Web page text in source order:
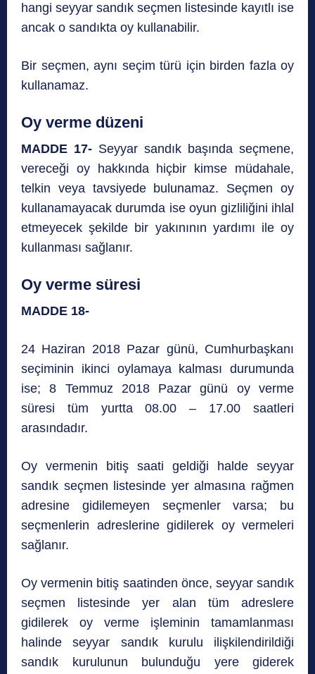
hangi seyyar sandık seçmen listesinde kayıtlı ise
ancak o sandıkta oy kullanabilir.
Bir seçmen, aynı seçim türü için birden fazla oy
kullanamaz.
Oy verme düzeni
MADDE 17- Seyyar sandık başında seçmene,
vereceği oy hakkında hiçbir kimse müdahale,
telkin veya tavsiyede bulunamaz. Seçmen oy
kullanamayacak durumda ise oyun gizliliğini ihlal
etmeyecek şekilde bir yakınının yardımı ile oy
kullanması sağlanır.
Oy verme süresi
MADDE 18-
24 Haziran 2018 Pazar günü, Cumhurbaşkanı
seçiminin ikinci oylamaya kalması durumunda
ise; 8 Temmuz 2018 Pazar günü oy verme
süresi tüm yurtta 08.00 – 17.00 saatleri
arasındadır.
Oy vermenin bitiş saati geldiği halde seyyar
sandık seçmen listesinde yer almasına rağmen
adresine gidilemeyen seçmenler varsa; bu
seçmenlerin adreslerine gidilerek oy vermeleri
sağlanır.
Oy vermenin bitiş saatinden önce, seyyar sandık
seçmen listesinde yer alan tüm adreslere
gidilerek oy verme işleminin tamamlanması
halinde seyyar sandık kurulu ilişkilendirildiği
sandık kurulunun bulunduğu yere giderek